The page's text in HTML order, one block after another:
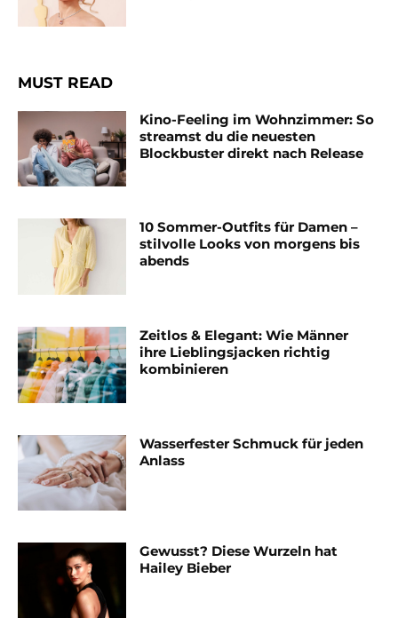
MUST READ
Kino-Feeling im Wohnzimmer: So
streamst du die neuesten
Blockbuster direkt nach Release
10 Sommer-Outfits für Damen –
stilvolle Looks von morgens bis
abends
Zeitlos & Elegant: Wie Männer
ihre Lieblingsjacken richtig
kombinieren
Wasserfester Schmuck für jeden
Anlass
Gewusst? Diese Wurzeln hat
Hailey Bieber